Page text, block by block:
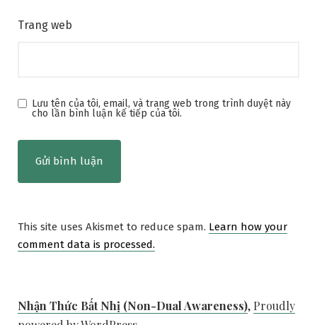
Trang web
Lưu tên của tôi, email, và trang web trong trình duyệt này
cho lần bình luận kế tiếp của tôi.
This site uses Akismet to reduce spam. Learn how your
comment data is processed.
Nhận Thức Bất Nhị (Non-Dual Awareness), Proudly